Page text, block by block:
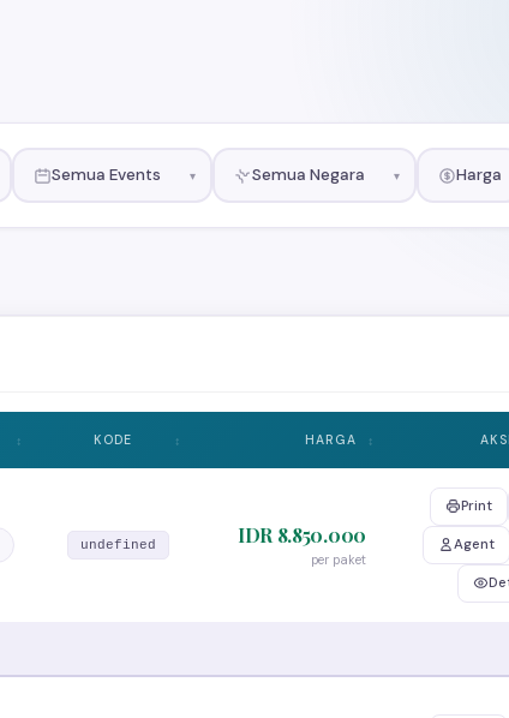
Semua Events ▾ Semua Negara ▾ Harga
KODE HARGA AKSI
undefined IDR 8.850.000
per paket
Print
Agent